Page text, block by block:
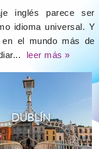
inglés parece ser
idioma universal. Y
el mundo más de
leer más »
DUBLÍN